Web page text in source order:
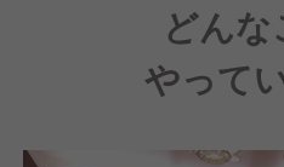
どん
やって